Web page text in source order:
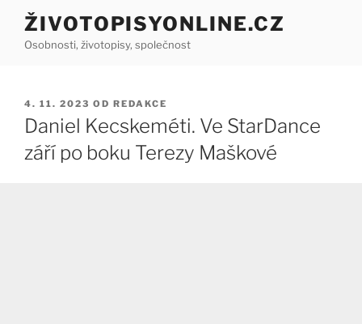
Přejít
obsahu
ŽIVOTOPISYONLINE.CZ
Osobnosti, životopisy, společnost
PUBLIKOVÁNO
4. 11. 2023 OD REDAKCE
Daniel Kecskeméti. Ve StarDance
září po boku Terezy Maškové